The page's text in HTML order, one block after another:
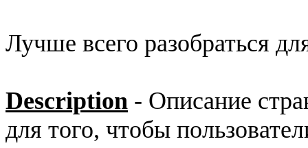
Лучше всего разобраться
Description - Описание
для того, чтобы